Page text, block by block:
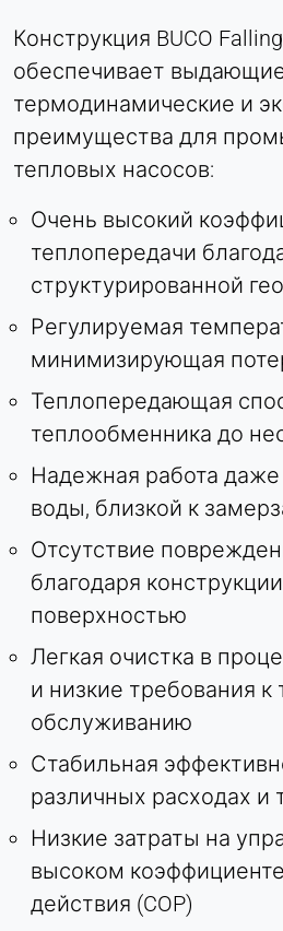
Конструкция BUCO
обеспечивает
термодинамические и
преимущества для
тепловых насосов:
Очень высокий
теплопередачи
структурированной
Регулируемая
минимизирующая
Теплопередающая
теплообменника до
Надежная работа
воды, близкой к
Отсутствие
благодаря
поверхностью
Легкая очистка в
и низкие требования к
обслуживанию
Стабильная
различных расходах и
Низкие затраты на
высоком
действия (COP)